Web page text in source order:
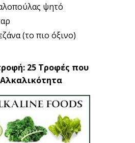
ψητό
(το πιο όξινο)
25 Τροφές που